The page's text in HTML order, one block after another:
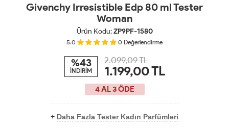
Givenchy Irresistible Edp 80 ml Tester
Woman
Ürün Kodu:ZP9PF-1580
5.0 0 Değerlendirme
%43
İNDİRİM
2.099,09 TL
1.199,00TL
4 AL 3 ÖDE
+ Daha Fazla Tester Kadın Parfümleri